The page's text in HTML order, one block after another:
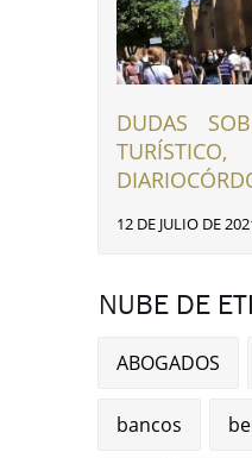
DUDAS
12 DE JULIO DE
NUBE DE
ABOGADOS
bancos